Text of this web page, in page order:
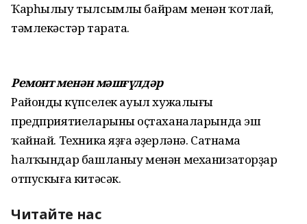
Ҡарһылыу тылсымлы байрам менән ҡотлай,
тәмлекәстәр тарата.
Ремонт менән мәшғүлдәр
Райондың күпселек ауыл хужалығы
предприятиеларының оҫтаханаларында эш
ҡайнай. Техника яҙға әҙерләнә. Сатнама
һалҡындар башланыу менән механизаторҙар
отпускыға китәсәк.
Читайте нас